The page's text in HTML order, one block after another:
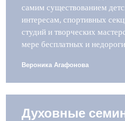
самим существованием
интересам, спортивных
студий и творческих
мере бесплатных и
Вероника Агафонова
Духовные